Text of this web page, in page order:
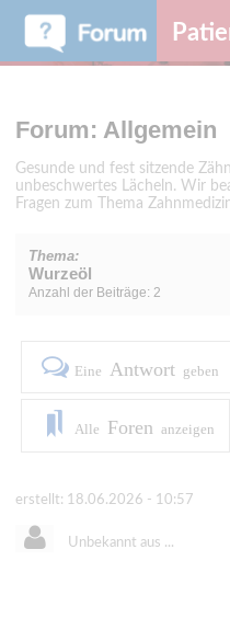
Forum: Allgemein
Gesunde und fest sitzende
unbeschwertes Lächeln. Wir
Fragen zum Thema
Thema:
Wurzeöl
Anzahl der Beiträge: 2
Eine Antwort geben
Alle Foren anzeigen
erstellt: 18.06.2026 - 10:57
Unbekannt aus ...